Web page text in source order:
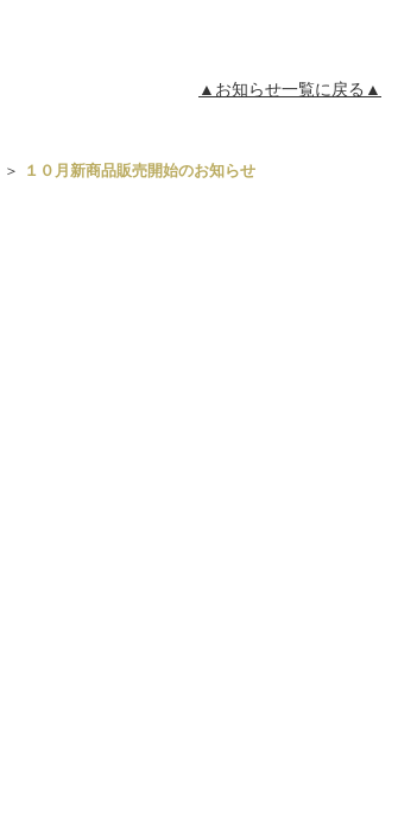
▲お知らせ一覧に戻る▲
＞ １０月新商品販売開始のお知らせ